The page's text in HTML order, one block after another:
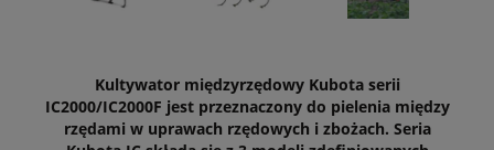
Kultywator międzyrzędowy Kubota serii
IC2000/IC2000F jest przeznaczony do pielenia między
rzędami w uprawach rzędowych i zbożach. Seria